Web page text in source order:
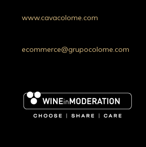
www.cavacolome.com
ecommerce@grupocolome.com